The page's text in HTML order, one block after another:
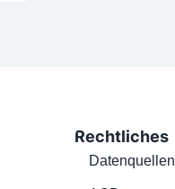
Rechtliches
Datenquellen